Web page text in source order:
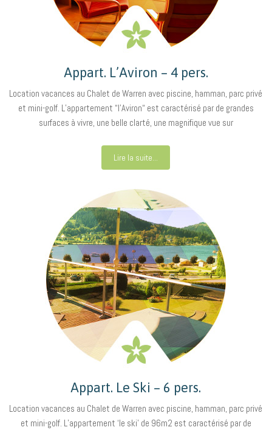
Appart. L’Aviron – 4 pers.
Location vacances au Chalet de Warren avec piscine, hamman, parc privé
et mini-golf. L’appartement “l’Aviron“ est caractérisé par de grandes
surfaces à vivre, une belle clarté, une magnifique vue sur
Lire la suite...
Appart. Le Ski – 6 pers.
Location vacances au Chalet de Warren avec piscine, hamman, parc privé
et mini-golf. L’appartement ‘le ski’ de 96m2 est caractérisé par de